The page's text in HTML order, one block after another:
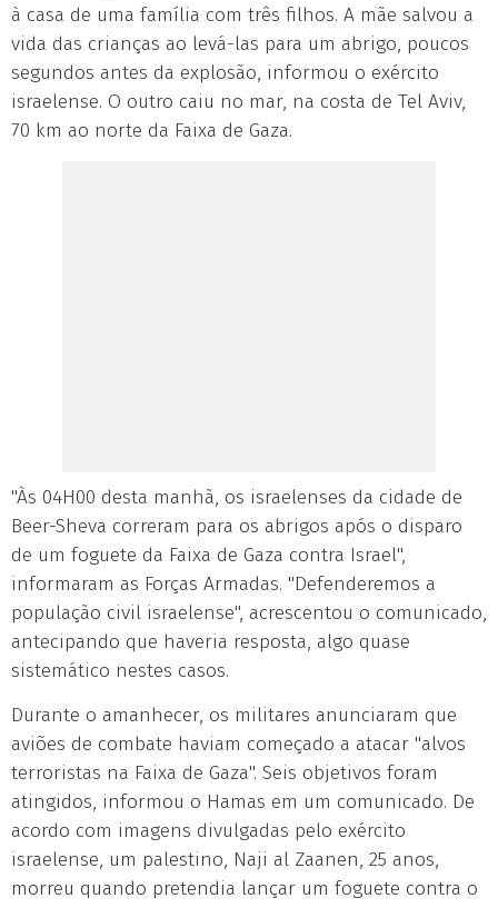
à casa de uma família com três filhos. A mãe salvou a
vida das crianças ao levá-las para um abrigo, poucos
segundos antes da explosão, informou o exército
israelense. O outro caiu no mar, na costa de Tel Aviv,
70 km ao norte da Faixa de Gaza.
"Às 04H00 desta manhã, os israelenses da cidade de
Beer-Sheva correram para os abrigos após o disparo
de um foguete da Faixa de Gaza contra Israel",
informaram as Forças Armadas. "Defenderemos a
população civil israelense", acrescentou o comunicado,
antecipando que haveria resposta, algo quase
sistemático nestes casos.
Durante o amanhecer, os militares anunciaram que
aviões de combate haviam começado a atacar "alvos
terroristas na Faixa de Gaza". Seis objetivos foram
atingidos, informou o Hamas em um comunicado. De
acordo com imagens divulgadas pelo exército
israelense, um palestino, Naji al Zaanen, 25 anos,
morreu quando pretendia lançar um foguete contra o